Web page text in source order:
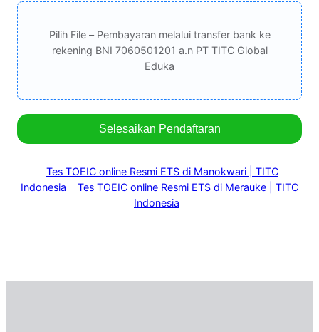
Pilih File – Pembayaran melalui transfer bank ke
rekening BNI 7060501201 a.n PT TITC Global
Eduka
Selesaikan Pendaftaran
Tes TOEIC online Resmi ETS di Manokwari | TITC
Indonesia
Tes TOEIC online Resmi ETS di Merauke | TITC
Indonesia